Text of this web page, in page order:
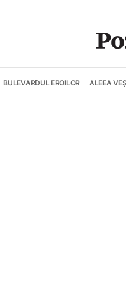
BULEVARDUL EROILOR ALEEA